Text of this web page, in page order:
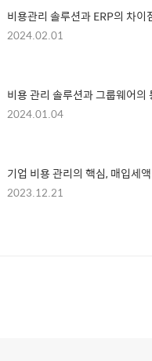
비용관리 솔루션과 ERP의 차이
2024.02.01
비용 관리 솔루션과 그룹웨어의
2024.01.04
기업 비용 관리의 핵심, 매입세
2023.12.21